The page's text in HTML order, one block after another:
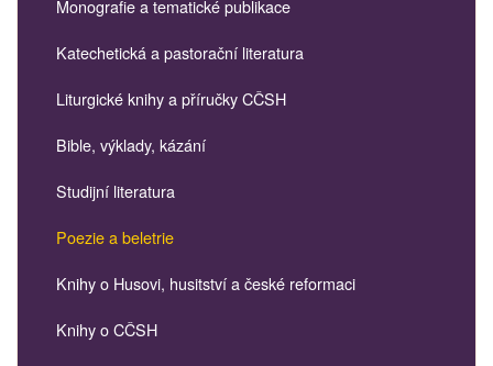
Monografie a tematické publikace
Katechetická a pastorační literatura
Liturgické knihy a příručky CČSH
Bible, výklady, kázání
Studijní literatura
Poezie a beletrie
Knihy o Husovi, husitství a české reformaci
Knihy o CČSH